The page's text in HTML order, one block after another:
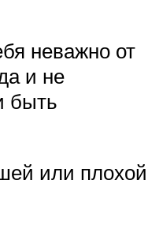
неважно от
и не
быть
или плохой